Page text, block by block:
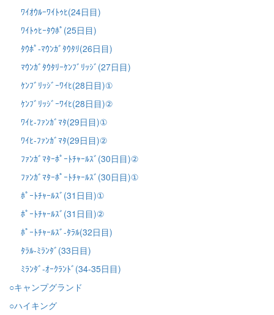
ﾜｲｵｳﾙｰﾜｲﾄｩﾋ(24日目)
ﾜｲﾄｩﾋｰﾀｳﾎﾟ(25日目)
ﾀｳﾎﾟ-ﾏｳﾝｶﾞﾀｳﾀﾘ(26日目)
ﾏｳﾝｶﾞﾀｳﾀﾘｰｹﾝﾌﾞﾘｯｼﾞ(27日目)
ｹﾝﾌﾞﾘｯｼﾞｰﾜｲﾋ(28日目)①
ｹﾝﾌﾞﾘｯｼﾞｰﾜｲﾋ(28日目)②
ﾜｲﾋ-ﾌｧﾝｶﾞﾏﾀ(29日目)①
ﾜｲﾋ-ﾌｧﾝｶﾞﾏﾀ(29日目)②
ﾌｧﾝｶﾞﾏﾀｰﾎﾟｰﾄﾁｬｰﾙｽﾞ(30日目)②
ﾌｧﾝｶﾞﾏﾀｰﾎﾟｰﾄﾁｬｰﾙｽﾞ(30日目)①
ﾎﾟｰﾄﾁｬｰﾙｽﾞ(31日目)①
ﾎﾟｰﾄﾁｬｰﾙｽﾞ(31日目)②
ﾎﾟｰﾄﾁｬｰﾙｽﾞ-ﾀﾗﾙ(32日目)
ﾀﾗﾙ-ﾐﾗﾝﾀﾞ(33日目)
ﾐﾗﾝﾀﾞ-ｵｰｸﾗﾝﾄﾞ(34-35日目)
○キャンプグランド
○ハイキング